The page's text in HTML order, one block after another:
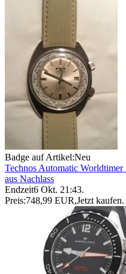
Badge auf Artikel:Neu
Technos Automatic Worldtimer
aus Nachlass
Endzeit6 Okt. 21:43.
Preis:748,99 EUR,Jetzt kaufen.